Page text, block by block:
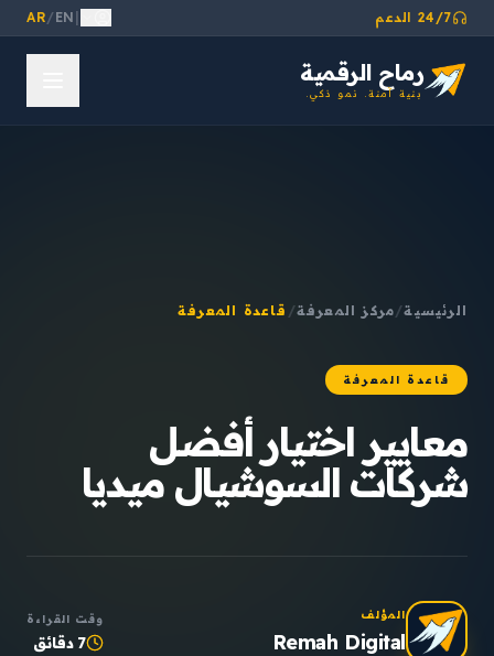
24/7 الدعم EN
/
AR
رماح الرقمية
بنية آمنة. نمو ذكي.
الرئيسية/مركز المعرفة/ قاعدة المعرفة
قاعدة المعرفة
معايير اختيار أفضل
شركات السوشيال ميديا
المؤلف
Remah Digital
وقت القراءة
7 دقائق